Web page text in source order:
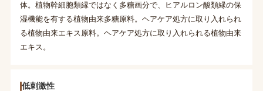
体。植物幹細胞類縁ではなく多糖画分で、ヒアルロン酸類縁の保
湿機能を有する植物由来多糖原料。ヘアケア処方に取り入れられ
る植物由来エキス原料。ヘアケア処方に取り入れられる植物由来
エキス。
低刺激性